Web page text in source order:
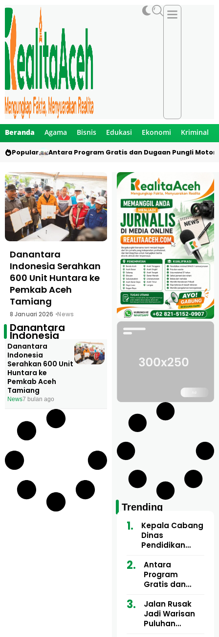
Beranda Agama Bisnis Edukasi Ekonomi Kriminal
Popular Antara Program Gratis dan Dugaan Pungli Motor
Danantara
Indonesia Serahkan
600 Unit Huntara ke
Pemkab Aceh
Tamiang
8 Januari 2026 News
Danantara
Indonesia
Danantara
Indonesia
Serahkan 600 Unit
Huntara ke
Pemkab Aceh
Tamiang
News7 bulan ago
Trending
Kepala Cabang
Dinas
Pendidikan
Utara Buka
Pelatihan Deep
Learning serta
Artifisial bagi
Guru
Matematika
Antara
Program
Gratis dan
Motor Imum
Gampong, Uji
Nyali APH
Jalan Rusak
Jadi Warisan
Puluhan